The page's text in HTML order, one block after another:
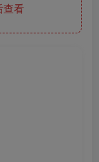
看